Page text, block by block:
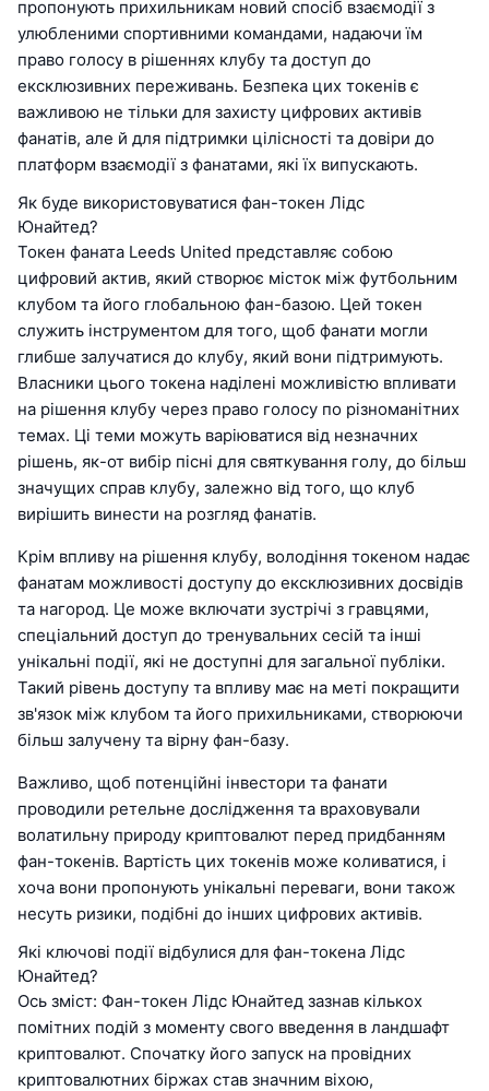
пропонують прихильникам новий спосіб взаємодії з
улюбленими спортивними командами, надаючи їм
право голосу в рішеннях клубу та доступ до
ексклюзивних переживань. Безпека цих токенів є
важливою не тільки для захисту цифрових активів
фанатів, але й для підтримки цілісності та довіри до
платформ взаємодії з фанатами, які їх випускають.
Як буде використовуватися фан-токен Лідс
Юнайтед?
Токен фаната Leeds United представляє собою
цифровий актив, який створює місток між футбольним
клубом та його глобальною фан-базою. Цей токен
служить інструментом для того, щоб фанати могли
глибше залучатися до клубу, який вони підтримують.
Власники цього токена наділені можливістю впливати
на рішення клубу через право голосу по різноманітних
темах. Ці теми можуть варіюватися від незначних
рішень, як-от вибір пісні для святкування голу, до більш
значущих справ клубу, залежно від того, що клуб
вирішить винести на розгляд фанатів.
Крім впливу на рішення клубу, володіння токеном надає
фанатам можливості доступу до ексклюзивних досвідів
та нагород. Це може включати зустрічі з гравцями,
спеціальний доступ до тренувальних сесій та інші
унікальні події, які не доступні для загальної публіки.
Такий рівень доступу та впливу має на меті покращити
зв'язок між клубом та його прихильниками, створюючи
більш залучену та вірну фан-базу.
Важливо, щоб потенційні інвестори та фанати
проводили ретельне дослідження та враховували
волатильну природу криптовалют перед придбанням
фан-токенів. Вартість цих токенів може коливатися, і
хоча вони пропонують унікальні переваги, вони також
несуть ризики, подібні до інших цифрових активів.
Які ключові події відбулися для фан-токена Лідс
Юнайтед?
Ось зміст: Фан-токен Лідс Юнайтед зазнав кількох
помітних подій з моменту свого введення в ландшафт
криптовалют. Спочатку його запуск на провідних
криптовалютних біржах став значним віхою,